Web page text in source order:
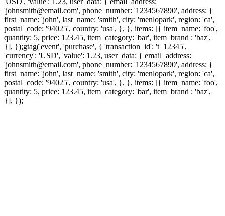
'johnsmith@email.com', phone_number: '1234567890', address: {
first_name: 'john', last_name: 'smith', city: 'menlopark', region: 'ca',
postal_code: '94025', country: 'usa', }, }, items: [{ item_name: 'foo',
quantity: 5, price: 123.45, item_category: 'bar', item_brand : 'baz',
}], });gtag('event', 'purchase', { 'transaction_id': 't_12345',
'currency': 'USD', 'value': 1.23, user_data: { email_address:
'johnsmith@email.com', phone_number: '1234567890', address: {
first_name: 'john', last_name: 'smith', city: 'menlopark', region: 'ca',
postal_code: '94025', country: 'usa', }, }, items: [{ item_name: 'foo',
quantity: 5, price: 123.45, item_category: 'bar', item_brand : 'baz',
}], });